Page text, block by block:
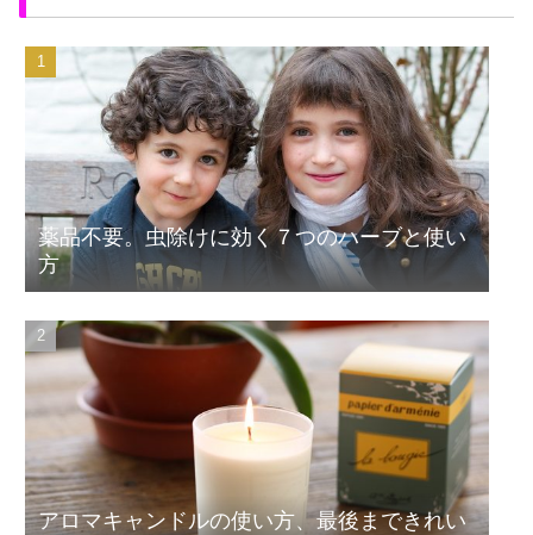
薬品不要。虫除けに効く７つのハーブと使い
方
アロマキャンドルの使い方、最後まできれい